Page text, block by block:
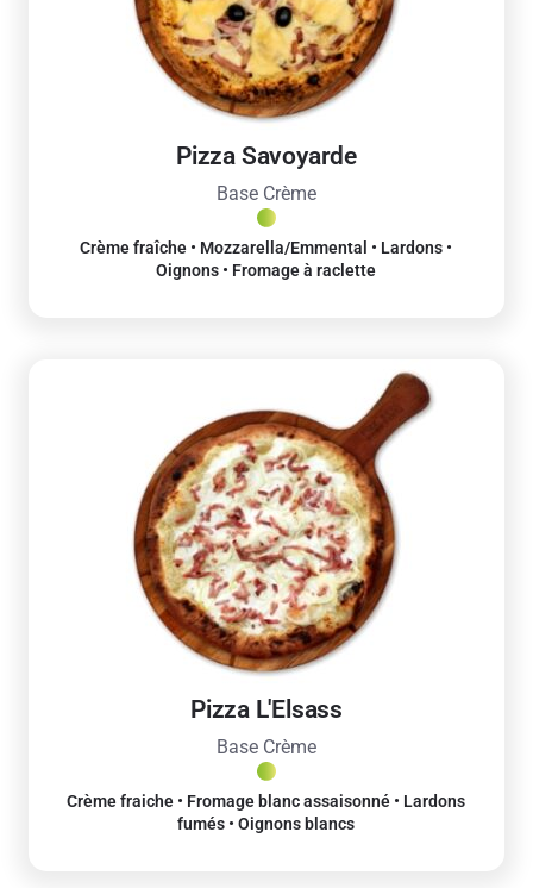
Pizza Savoyarde
Base Crème
Crème fraîche • Mozzarella/Emmental • Lardons •
Oignons • Fromage à raclette
Pizza L'Elsass
Base Crème
Crème fraiche • Fromage blanc assaisonné • Lardons
fumés • Oignons blancs